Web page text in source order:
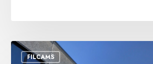
FILCAMS
Coperion:
proclamato